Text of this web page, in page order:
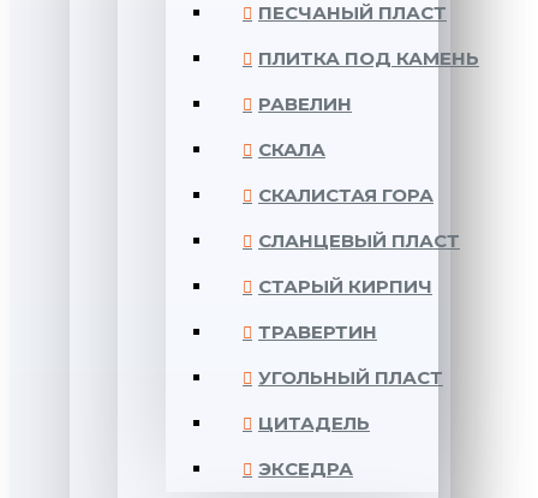
ПЕСЧАНЫЙ ПЛАСТ
ПЛИТКА ПОД КАМЕНЬ
РАВЕЛИН
СКАЛА
СКАЛИСТАЯ ГОРА
СЛАНЦЕВЫЙ ПЛАСТ
СТАРЫЙ КИРПИЧ
ТРАВЕРТИН
УГОЛЬНЫЙ ПЛАСТ
ЦИТАДЕЛЬ
ЭКСЕДРА